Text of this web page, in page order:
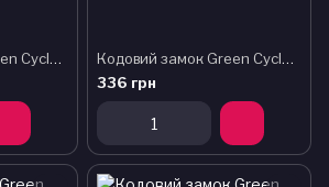
Замок на ключі Green Cycle GCL-PY2155 з обплетеним тросом 12х150см, чорний
Кодовий замок Green Cycle GLK-120 в силіконовій обоймі 10х150cm, чорний + кріплення
336 грн